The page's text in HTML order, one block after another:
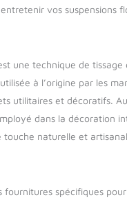
vos suspensions
une technique de tissage
à l’origine par les
utilitaires et décoratifs.
dans la décoration
touche naturelle et
fournitures spécifiques